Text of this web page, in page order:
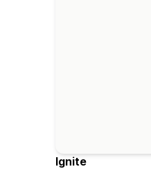
Ignite